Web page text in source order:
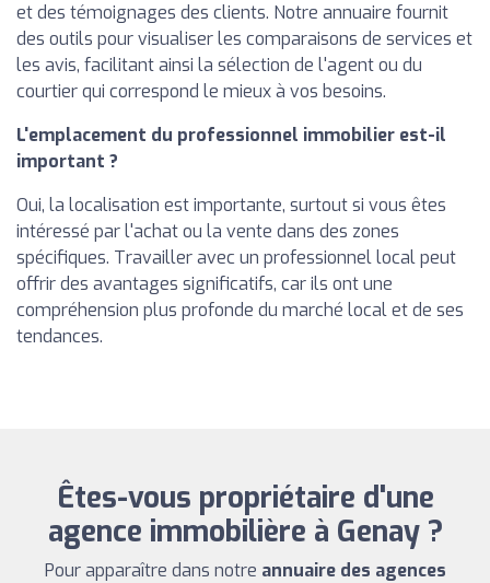
et des témoignages des clients. Notre annuaire fournit
des outils pour visualiser les comparaisons de services et
les avis, facilitant ainsi la sélection de l'agent ou du
courtier qui correspond le mieux à vos besoins.
L'emplacement du professionnel immobilier est-il
important ?
Oui, la localisation est importante, surtout si vous êtes
intéressé par l'achat ou la vente dans des zones
spécifiques. Travailler avec un professionnel local peut
offrir des avantages significatifs, car ils ont une
compréhension plus profonde du marché local et de ses
tendances.
Êtes-vous propriétaire d'une
agence immobilière à Genay ?
Pour apparaître dans notre annuaire des agences